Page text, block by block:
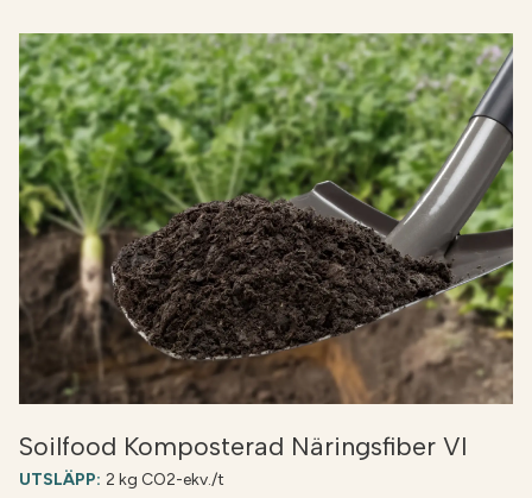
Soilfood Komposterad Näringsfiber VI
UTSLÄPP: 2 kg CO2-ekv./t